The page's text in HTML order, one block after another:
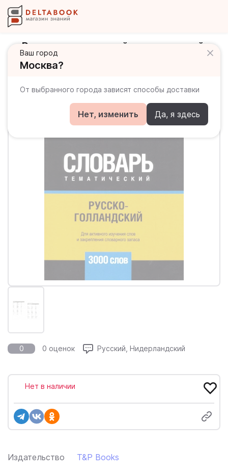
Ваш город
Москва?
От выбранного города зависят способы доставки
Нет, изменить Да, я здесь
Русско-голландский тематический
словарь. 3000 слов
0 0 оценок Русский, Нидерландский
Издательство T&P Books
Нет в наличии